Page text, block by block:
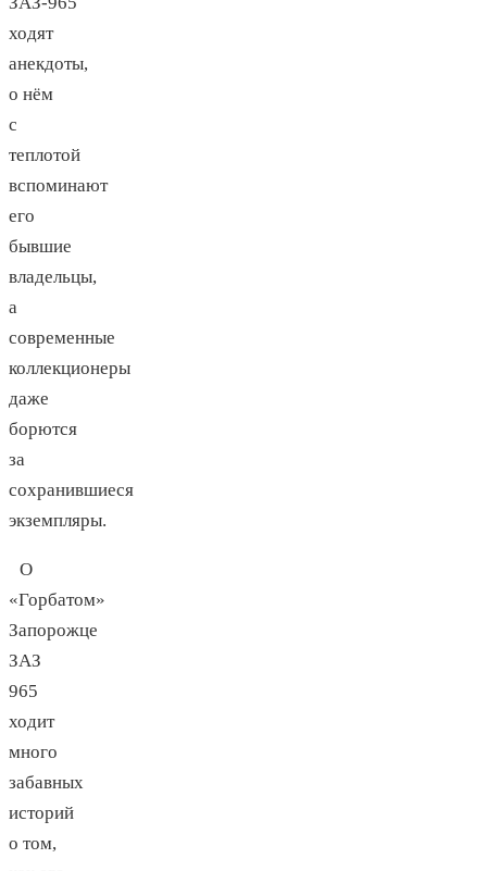
ходят
анекдоты,
о нём
с
теплотой
вспоминают
его
бывшие
владельцы,
а
современные
коллекционеры
даже
борются
за
сохранившиеся
экземпляры.
О
«Горбатом»
Запорожце
ЗАЗ
965
ходит
много
забавных
историй
о том,